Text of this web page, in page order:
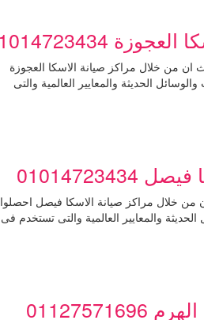
بالعجوزة حيث ان من خلال مراكز صيانة الاسكا العجوزة
الحديثة والمعايير العالمية والتى
بفيصل حيث ان من خلال مراكز صيانة الاسكا فيصل احصلوا
والمعايير العالمية والتى تستخدم فى